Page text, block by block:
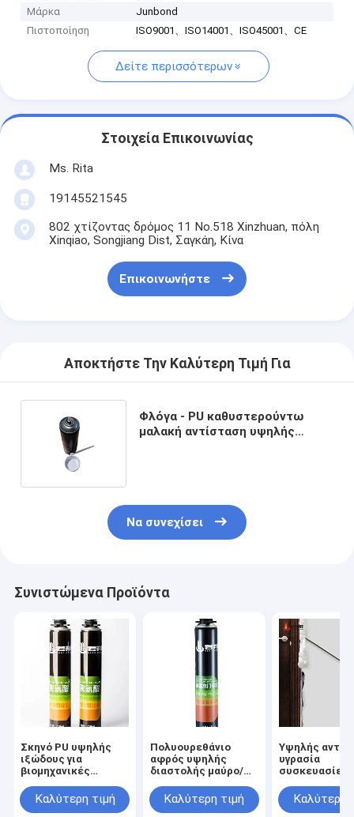
Μάρκα
Junbond
Πιστοποίηση
ISO9001、ISO14001、ISO45001、CE
Δείτε περισσότερων
Στοιχεία Επικοινωνίας
Ms. Rita
19145521545
802 χτίζοντας δρόμος 11 No.518 Xinzhuan, πόλη
Xinqiao, Songjiang Dist, Σαγκάη, Κίνα
Επικοινωνήστε
Αποκτήστε Την Καλύτερη Τιμή Για
Φλόγα - PU καθυστερούντω
μαλακή αντίσταση υψηλής
Να συνεχίσει
Συνιστώμενα Προϊόντα
Σκηνό PU υψηλής
ιξώδους για
βιομηχανικές
Καλύτερη τιμή
Πολυουρεθάνιο
αφρός υψηλής
διαστολής μαύρο/
διαφανές
Καλύτερη τιμή
Υψηλής
υγρασία
συσκευασίες
κουτάκια
Καλύτερη